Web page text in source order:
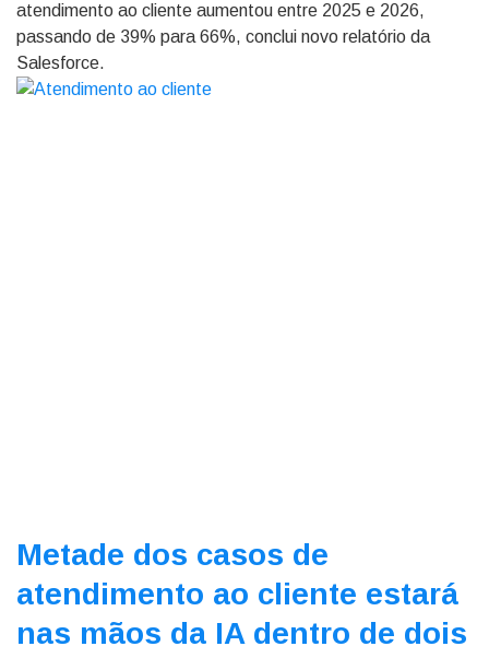
atendimento ao cliente aumentou entre 2025 e 2026,
passando de 39% para 66%, conclui novo relatório da
Salesforce.
Metade dos casos de
atendimento ao cliente estará
nas mãos da IA dentro de dois